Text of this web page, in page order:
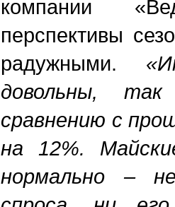
компании
перспективы
радужными.
довольны,
сравнению с
на 12%.
нормально –